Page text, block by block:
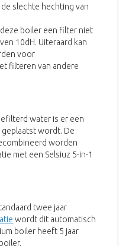
slechte hechting van
boiler een filter niet
10dH. Uiteraard kan
voor
filteren van andere
water is er een
wordt. De
worden
met een Selsiuz 5-in-1
twee jaar
wordt dit automatisch
boiler heeft 5 jaar